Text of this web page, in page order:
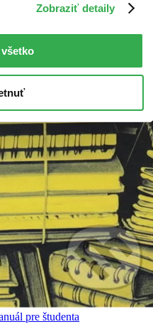
Zobraziť detaily
pre študenta